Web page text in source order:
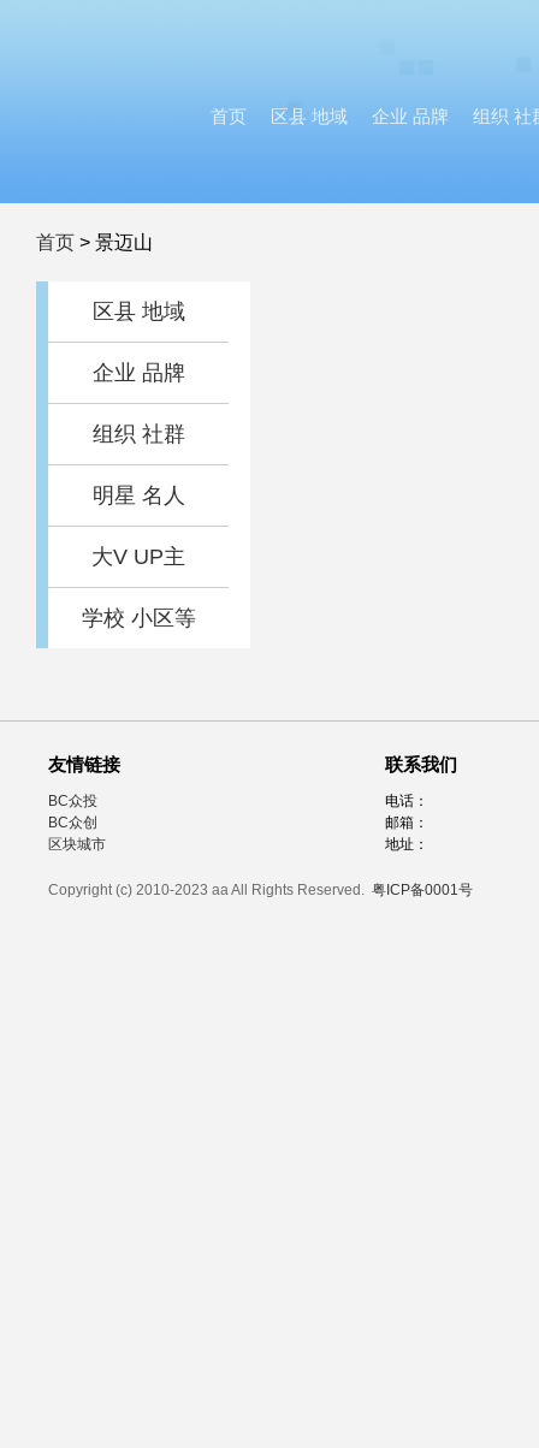
首页 区县 地域 企业 品牌 组织 社
首页 > 景迈山
区县 地域
企业 品牌
组织 社群
明星 名人
大V UP主
学校 小区等
友情链接
BC众投
BC众创
区块城市
联系我们
电话：
邮箱：
地址：
Copyright (c) 2010-2023 aa All Rights Reserved. 粤ICP备0001号